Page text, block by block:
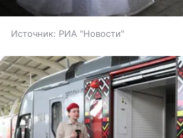
Источник: РИА "Новости"